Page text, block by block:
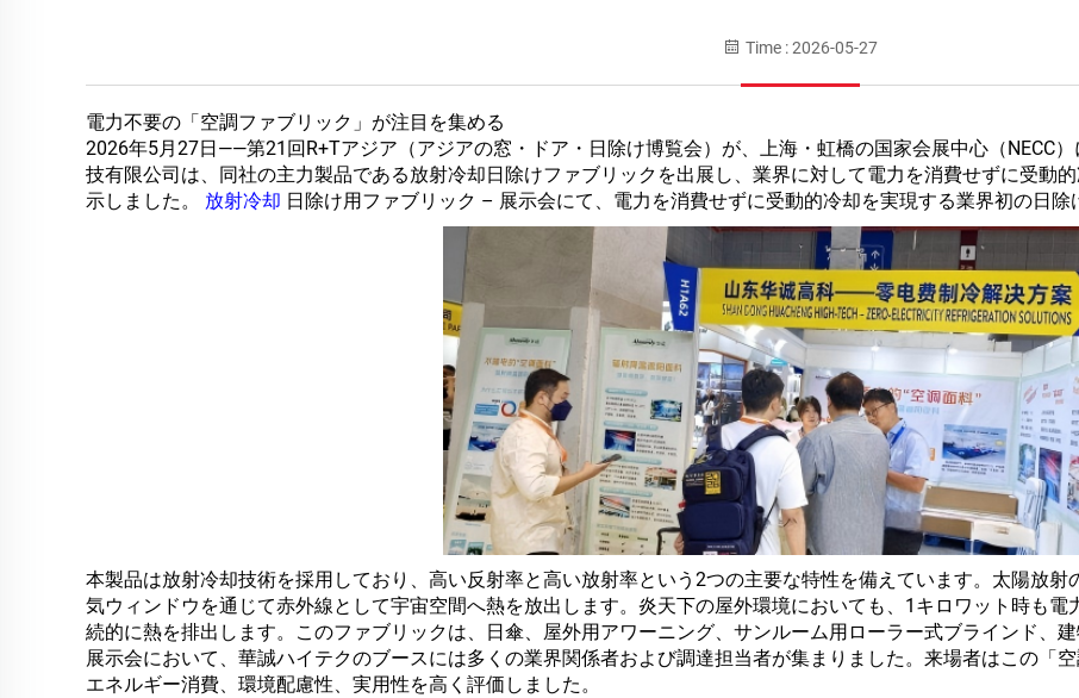
Time : 2026-05-27
電力不要の「空調ファブリック」が注目を集める
2026年5月27日――第21回R+Tアジア（アジアの窓・ドア・日除け博覧会）が、上海・虹橋の国家会展中心（NECC
技有限公司は、同社の主力製品である放射冷却日除けファブリックを出展し、業界に対して電力を消費せずに受動
示しました。 放射冷却 日除け用ファブリック – 展示会にて、電力を消費せずに受動的冷却を実現する業界初の日除
本製品は放射冷却技術を採用しており、高い反射率と高い放射率という2つの主要な特性を備えています。太陽放
気ウィンドウを通じて赤外線として宇宙空間へ熱を放出します。炎天下の屋外環境においても、1キロワット時も
続的に熱を排出します。このファブリックは、日傘、屋外用アワーニング、サンルーム用ローラー式ブラインド、
展示会において、華誠ハイテクのブースには多くの業界関係者および調達担当者が集まりました。来場者はこの「
エネルギー消費、環境配慮性、実用性を高く評価しました。